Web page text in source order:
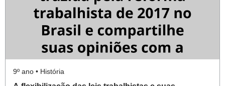
9º ano • História